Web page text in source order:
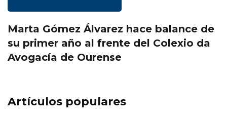
Marta Gómez Álvarez hace balance de
su primer año al frente del Colexio da
Avogacía de Ourense
Artículos populares